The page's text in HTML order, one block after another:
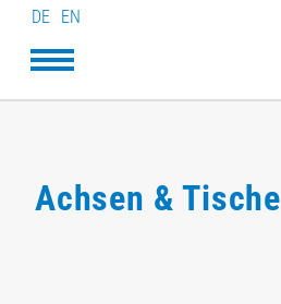
DE EN
Achsen & Tische